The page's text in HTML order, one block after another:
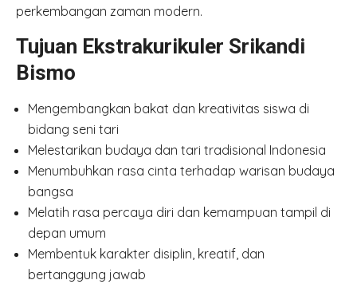
perkembangan zaman modern.
Tujuan Ekstrakurikuler Srikandi
Bismo
Mengembangkan bakat dan kreativitas siswa di
bidang seni tari
Melestarikan budaya dan tari tradisional Indonesia
Menumbuhkan rasa cinta terhadap warisan budaya
bangsa
Melatih rasa percaya diri dan kemampuan tampil di
depan umum
Membentuk karakter disiplin, kreatif, dan
bertanggung jawab